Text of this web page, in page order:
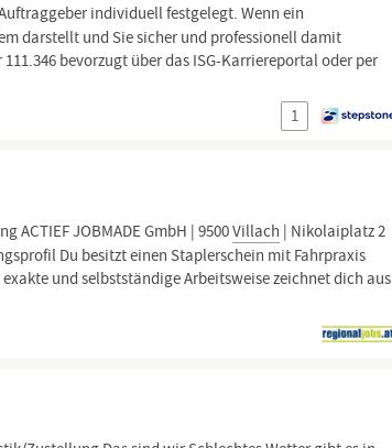
individuell festgelegt. Wenn ein
darstellt und Sie sicher und professionell damit
bevorzugt über das ISG-Karriereportal oder per
1
ACTIEF JOBMADE GmbH | 9500Villach | Nikolaiplatz 2
Du besitzt einen Staplerschein mit Fahrpraxis
und selbstständige Arbeitsweise zeichnet dich aus